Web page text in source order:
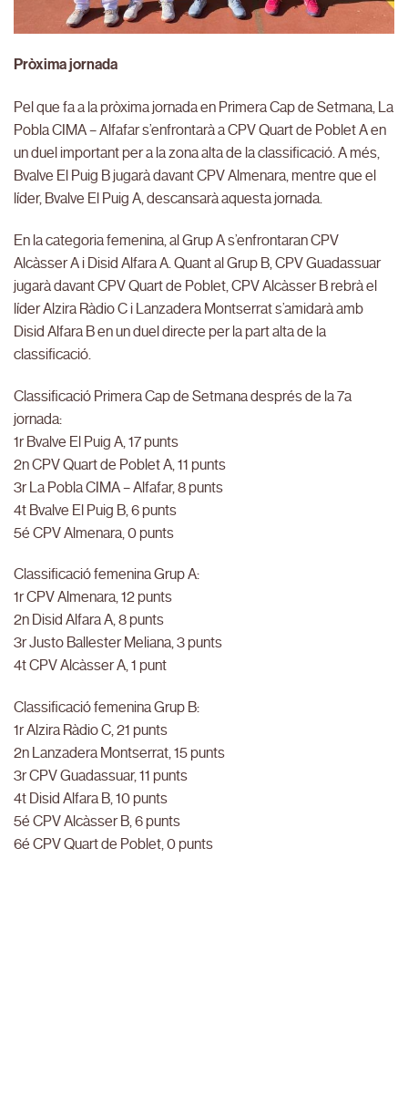
Pròxima jornada
Pel que fa a la pròxima jornada en Primera Cap de Setmana, La
Pobla CIMA – Alfafar s’enfrontarà a CPV Quart de Poblet A en
un duel important per a la zona alta de la classificació. A més,
Bvalve El Puig B jugarà davant CPV Almenara, mentre que el
líder, Bvalve El Puig A, descansarà aquesta jornada.
En la categoria femenina, al Grup A s’enfrontaran CPV
Alcàsser A i Disid Alfara A. Quant al Grup B, CPV Guadassuar
jugarà davant CPV Quart de Poblet, CPV Alcàsser B rebrà el
líder Alzira Ràdio C i Lanzadera Montserrat s’amidarà amb
Disid Alfara B en un duel directe per la part alta de la
classificació.
Classificació Primera Cap de Setmana després de la 7a
jornada:
1r Bvalve El Puig A, 17 punts
2n CPV Quart de Poblet A, 11 punts
3r La Pobla CIMA – Alfafar, 8 punts
4t Bvalve El Puig B, 6 punts
5é CPV Almenara, 0 punts
Classificació femenina Grup A:
1r CPV Almenara, 12 punts
2n Disid Alfara A, 8 punts
3r Justo Ballester Meliana, 3 punts
4t CPV Alcàsser A, 1 punt
Classificació femenina Grup B:
1r Alzira Ràdio C, 21 punts
2n Lanzadera Montserrat, 15 punts
3r CPV Guadassuar, 11 punts
4t Disid Alfara B, 10 punts
5é CPV Alcàsser B, 6 punts
6é CPV Quart de Poblet, 0 punts